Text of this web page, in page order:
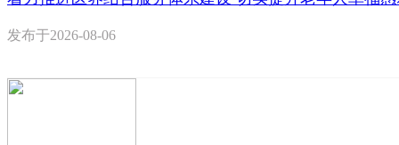
发布于2026-08-06